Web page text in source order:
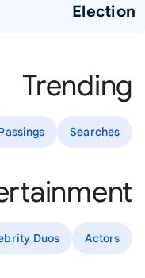
Election
Trending
Searches
Actors
Duos